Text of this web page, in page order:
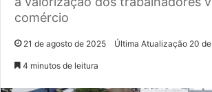
comércio
21 de agosto de 2025 Última Atualização 20
4 minutos de leitura